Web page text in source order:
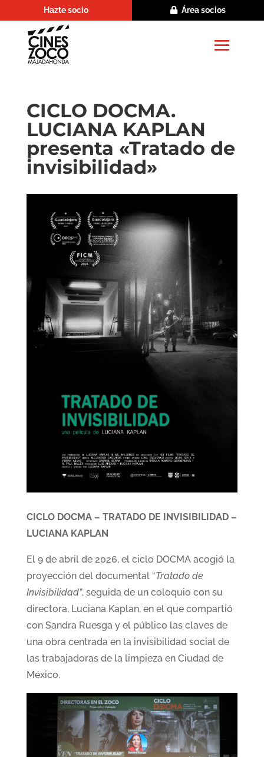
Hazte socio Área socios
CICLO DOCMA.
LUCIANA KAPLAN
presenta «Tratado de
invisibilidad»
CICLO DOCMA – TRATADO DE INVISIBILIDAD –
LUCIANA KAPLAN
El 9 de abril de 2026, el ciclo DOCMA acogió la
proyección del documental “Tratado de
Invisibilidad”, seguida de un coloquio con su
directora, Luciana Kaplan, en el que compartió
con Sandra Ruesga y el público las claves de
una obra centrada en la invisibilidad social de
las trabajadoras de la limpieza en Ciudad de
México.